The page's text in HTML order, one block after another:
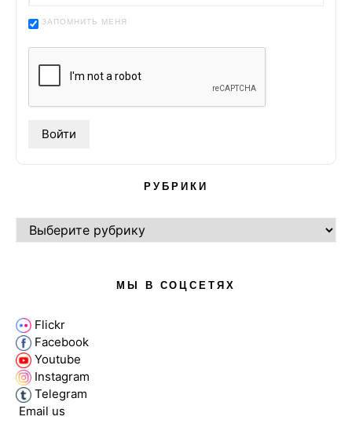
ЗАПОМНИТЬ МЕНЯ
РУБРИКИ
МЫ В СОЦСЕТЯХ
Flickr
Facebook
Youtube
Instagram
Telegram
Email us